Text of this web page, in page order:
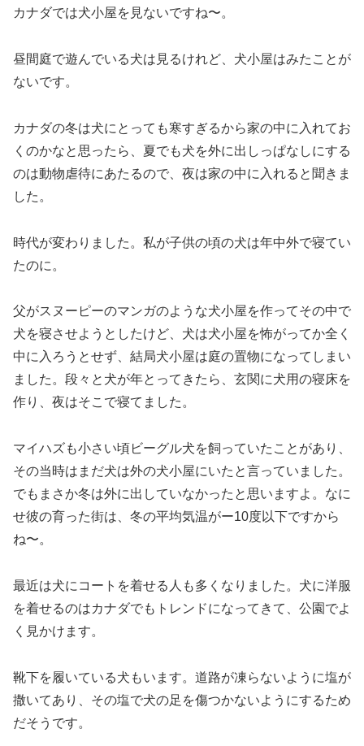
カナダでは犬小屋を見ないですね〜。
昼間庭で遊んでいる犬は見るけれど、犬小屋はみたことが
ないです。
カナダの冬は犬にとっても寒すぎるから家の中に入れてお
くのかなと思ったら、夏でも犬を外に出しっぱなしにする
のは動物虐待にあたるので、夜は家の中に入れると聞きま
した。
時代が変わりました。私が子供の頃の犬は年中外で寝てい
たのに。
父がスヌーピーのマンガのような犬小屋を作ってその中で
犬を寝させようとしたけど、犬は犬小屋を怖がってか全く
中に入ろうとせず、結局犬小屋は庭の置物になってしまい
ました。段々と犬が年とってきたら、玄関に犬用の寝床を
作り、夜はそこで寝てました。
マイハズも小さい頃ビーグル犬を飼っていたことがあり、
その当時はまだ犬は外の犬小屋にいたと言っていました。
でもまさか冬は外に出していなかったと思いますよ。なに
せ彼の育った街は、冬の平均気温がー10度以下ですから
ね〜。
最近は犬にコートを着せる人も多くなりました。犬に洋服
を着せるのはカナダでもトレンドになってきて、公園でよ
く見かけます。
靴下を履いている犬もいます。道路が凍らないように塩が
撒いてあり、その塩で犬の足を傷つかないようにするため
だそうです。